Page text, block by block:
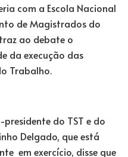
com a Escola Nacional
de Magistrados do
ao debate o
da execução das
Trabalho.
do TST e do
Delgado, que está
em exercício, disse que